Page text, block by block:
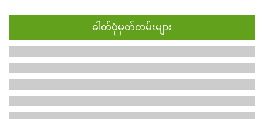
ဓါတ်ပုံမှတ်တမ်းများ